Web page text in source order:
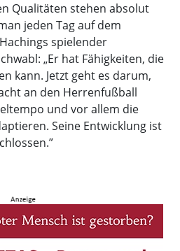
Qualitäten stehen absolut
jeden Tag auf dem
spielender
„Er hat Fähigkeiten, die
kann. Jetzt geht es darum,
an den Herrenfußball
und vor allem die
Seine Entwicklung ist